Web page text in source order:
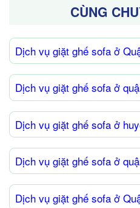
CÙNG
Dịch vụ giặt ghế sofa ở
Dịch vụ giặt ghế sofa ở
Dịch vụ giặt ghế sofa ở
Dịch vụ giặt ghế sofa ở
Dịch vụ giặt ghế sofa ở